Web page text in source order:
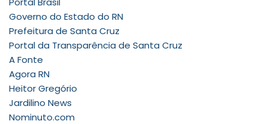
Governo do Estado do RN
Prefeitura de Santa Cruz
Portal da Transparência de Santa Cruz
A Fonte
Agora RN
Heitor Gregório
Jardilino News
Nominuto.com